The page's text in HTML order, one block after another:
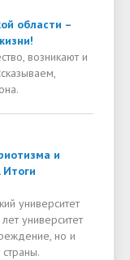
области –
возникают и
и
Итоги
университет
университет
но и